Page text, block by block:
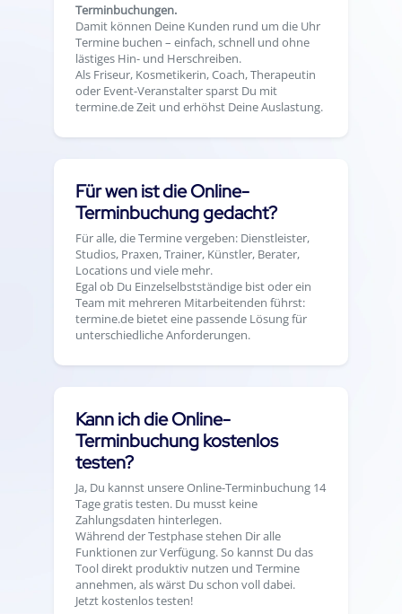
Terminbuchungen.
Damit können Deine Kunden rund um die Uhr
Termine buchen – einfach, schnell und ohne
lästiges Hin- und Herschreiben.
Als Friseur, Kosmetikerin, Coach, Therapeutin
oder Event-Veranstalter sparst Du mit
termine.de Zeit und erhöhst Deine Auslastung.
Für wen ist die Online-
Terminbuchung gedacht?
Für alle, die Termine vergeben: Dienstleister,
Studios, Praxen, Trainer, Künstler, Berater,
Locations und viele mehr.
Egal ob Du Einzelselbstständige bist oder ein
Team mit mehreren Mitarbeitenden führst:
termine.de bietet eine passende Lösung für
unterschiedliche Anforderungen.
Kann ich die Online-
Terminbuchung kostenlos
testen?
Ja, Du kannst unsere Online-Terminbuchung 14
Tage gratis testen. Du musst keine
Zahlungsdaten hinterlegen.
Während der Testphase stehen Dir alle
Funktionen zur Verfügung. So kannst Du das
Tool direkt produktiv nutzen und Termine
annehmen, als wärst Du schon voll dabei.
Jetzt kostenlos testen!